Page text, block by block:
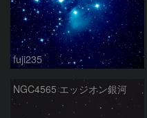
fuji235
NGC4565 エッジオン銀河